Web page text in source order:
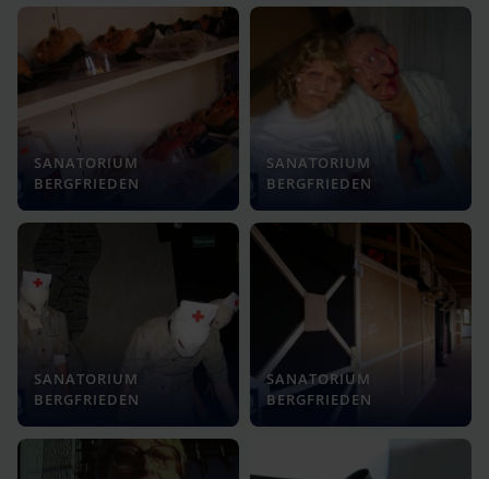
SANATORIUM
BERGFRIEDEN
SANATORIUM
BERGFRIEDEN
SANATORIUM
BERGFRIEDEN
SANATORIUM
BERGFRIEDEN